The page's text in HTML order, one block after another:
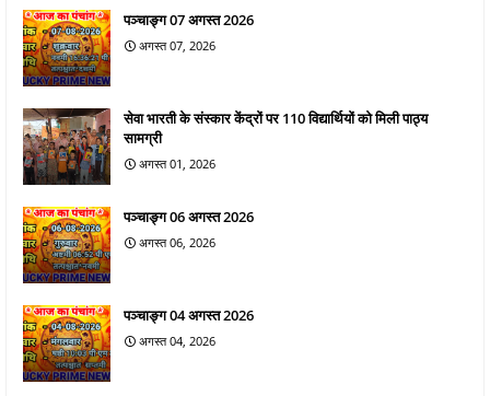
पञ्चाङ्ग 07 अगस्त 2026
अगस्त 07, 2026
सेवा भारती के संस्कार केंद्रों पर 110 विद्यार्थियों को मिली पाठ्य
सामग्री
अगस्त 01, 2026
पञ्चाङ्ग 06 अगस्त 2026
अगस्त 06, 2026
पञ्चाङ्ग 04 अगस्त 2026
अगस्त 04, 2026